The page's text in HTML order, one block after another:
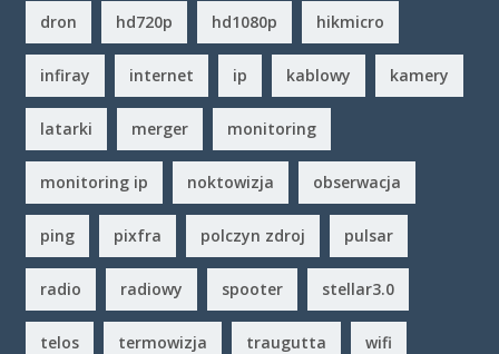
dron hd720p hd1080p hikmicro
infiray internet ip kablowy kamery
latarki merger monitoring
monitoring ip noktowizja obserwacja
ping pixfra polczyn zdroj pulsar
radio radiowy spooter stellar3.0
telos termowizja traugutta wifi